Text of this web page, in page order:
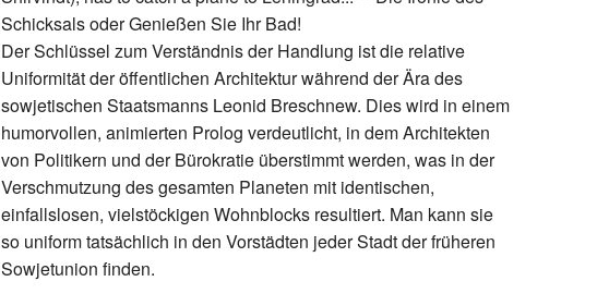
Schicksals oder Genießen Sie Ihr Bad!
Der Schlüssel zum Verständnis der Handlung ist die relative
Uniformität der öffentlichen Architektur während der Ära des
sowjetischen Staatsmanns Leonid Breschnew. Dies wird in einem
humorvollen, animierten Prolog verdeutlicht, in dem Architekten
von Politikern und der Bürokratie überstimmt werden, was in der
Verschmutzung des gesamten Planeten mit identischen,
einfallslosen, vielstöckigen Wohnblocks resultiert. Man kann sie
so uniform tatsächlich in den Vorstädten jeder Stadt der früheren
Sowjetunion finden.